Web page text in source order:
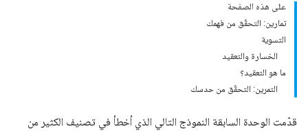
على هذه الصفحة
تمارين: التحقّق من فهمك
التسوية
الخسارة والتعقيد
ما هو التعقيد؟
التمرين: التحقّق من حدسك
قدّمت الوحدة السابقة النموذج التالي الذي أخطأ في تصنيف الكثير من